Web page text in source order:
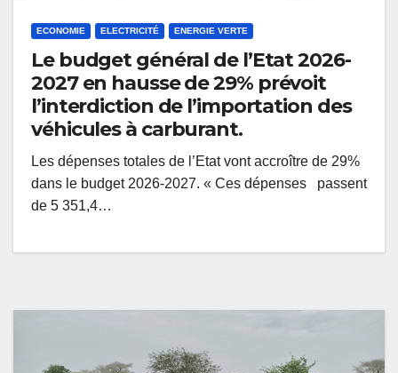
ECONOMIE ELECTRICITÉ ENERGIE VERTE
Le budget général de l’Etat 2026-
2027 en hausse de 29% prévoit
l’interdiction de l’importation des
véhicules à carburant.
Les dépenses totales de l’Etat vont accroître de 29%
dans le budget 2026-2027. « Ces dépenses passent
de 5 351,4…